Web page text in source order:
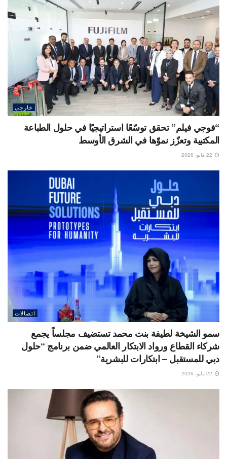
خارجى
“فوجي فيلم” تحقق توسّعًا استراتيجيًا في حلول الطباعة
المكتبية وتعزّز نموّها في الشرق الأوسط
اتصالات
سمو الشيخة لطيفة بنت محمد تستضيف مجلساً يجمع
شركاء القطاع ورواد الابتكار العالمي ضمن برنامج “حلول
دبي للمستقبل – ابتكارات للبشرية”